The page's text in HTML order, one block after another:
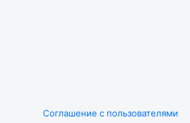
Соглашение с пользователями